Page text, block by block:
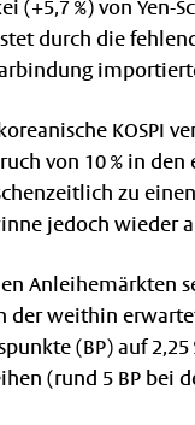
(+5,7 %) von Yen-
durch die
KOSPI
von 10 % in
zu
jedoch wieder
Anleihemärkten
der weithin
(BP) auf
(rund 5 BP bei